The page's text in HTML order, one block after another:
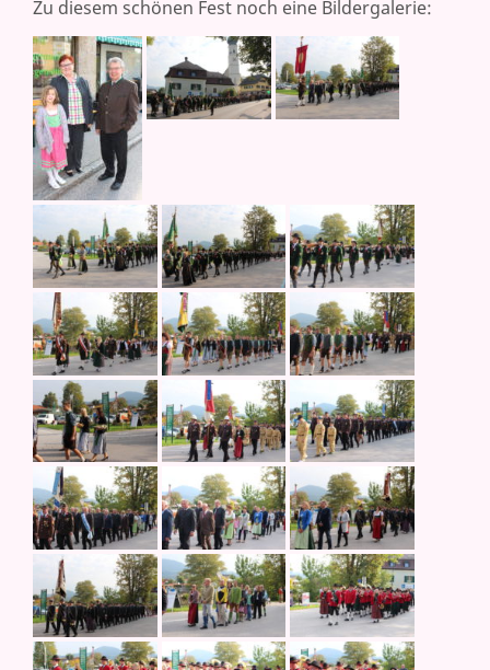
Zu diesem schönen Fest noch eine Bildergalerie: